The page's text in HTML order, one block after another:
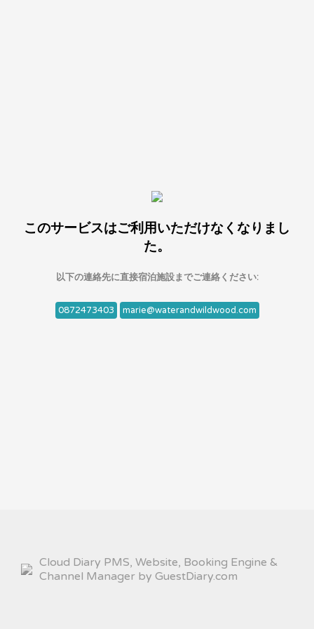
このサービスはご利用いただけなくなりまし
た。
以下の連絡先に直接宿泊施設までご連絡ください:
0872473403 marie@waterandwildwood.com
Cloud Diary PMS, Website, Booking Engine &
Channel Manager by GuestDiary.com